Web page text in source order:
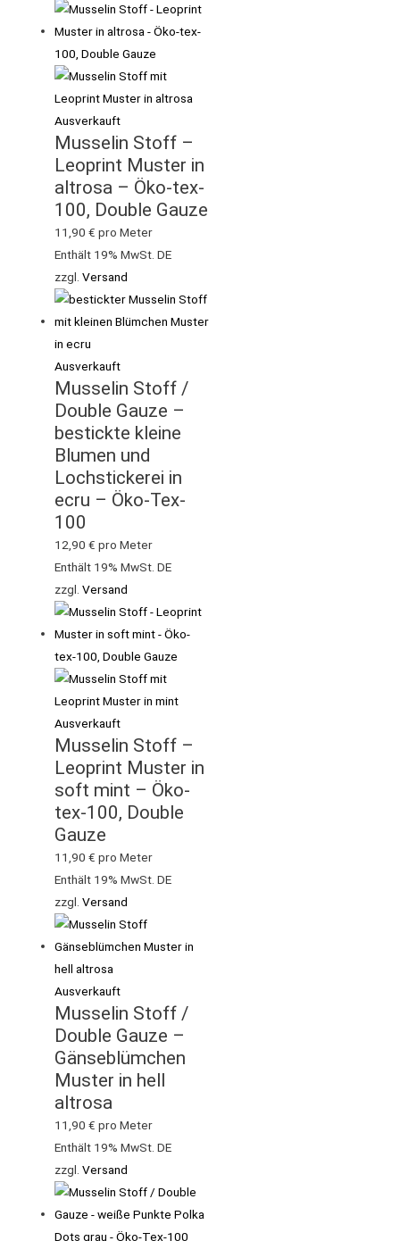
Ausverkauft
Musselin Stoff –
Leoprint Muster in
altrosa – Öko-tex-
100, Double Gauze
11,90€ pro Meter
Enthält 19% MwSt. DE
zzgl.Versand
Ausverkauft
Musselin Stoff /
Double Gauze –
bestickte kleine
Blumen und
Lochstickerei in
ecru – Öko-Tex-
100
12,90€ pro Meter
Enthält 19% MwSt. DE
zzgl.Versand
Ausverkauft
Musselin Stoff –
Leoprint Muster in
soft mint – Öko-
tex-100, Double
Gauze
11,90€ pro Meter
Enthält 19% MwSt. DE
zzgl.Versand
Ausverkauft
Musselin Stoff /
Double Gauze –
Gänseblümchen
Muster in hell
altrosa
11,90€ pro Meter
Enthält 19% MwSt. DE
zzgl.Versand